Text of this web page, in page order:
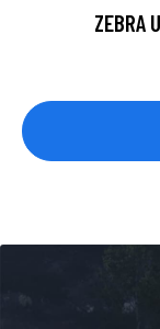
ZEBRA